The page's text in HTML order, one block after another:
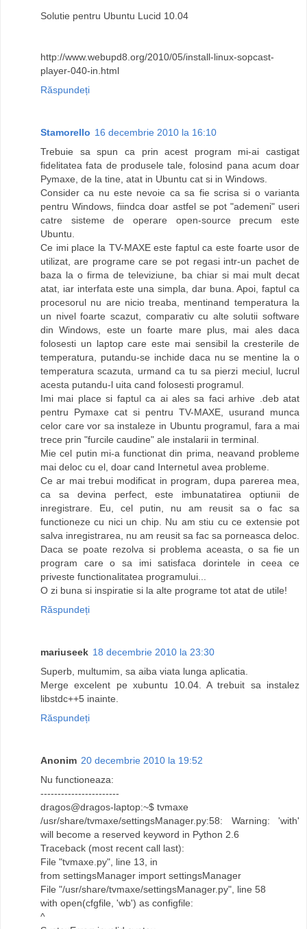
Solutie pentru Ubuntu Lucid 10.04
http://www.webupd8.org/2010/05/install-linux-sopcast-
player-040-in.html
Răspundeți
Stamorello 16 decembrie 2010 la 16:10
Trebuie sa spun ca prin acest program mi-ai castigat
fidelitatea fata de produsele tale, folosind pana acum doar
Pymaxe, de la tine, atat in Ubuntu cat si in Windows.
Consider ca nu este nevoie ca sa fie scrisa si o varianta
pentru Windows, fiindca doar astfel se pot "ademeni" useri
catre sisteme de operare open-source precum este
Ubuntu.
Ce imi place la TV-MAXE este faptul ca este foarte usor de
utilizat, are programe care se pot regasi intr-un pachet de
baza la o firma de televiziune, ba chiar si mai mult decat
atat, iar interfata este una simpla, dar buna. Apoi, faptul ca
procesorul nu are nicio treaba, mentinand temperatura la
un nivel foarte scazut, comparativ cu alte solutii software
din Windows, este un foarte mare plus, mai ales daca
folosesti un laptop care este mai sensibil la cresterile de
temperatura, putandu-se inchide daca nu se mentine la o
temperatura scazuta, urmand ca tu sa pierzi meciul, lucrul
acesta putandu-l uita cand folosesti programul.
Imi mai place si faptul ca ai ales sa faci arhive .deb atat
pentru Pymaxe cat si pentru TV-MAXE, usurand munca
celor care vor sa instaleze in Ubuntu programul, fara a mai
trece prin "furcile caudine" ale instalarii in terminal.
Mie cel putin mi-a functionat din prima, neavand probleme
mai deloc cu el, doar cand Internetul avea probleme.
Ce ar mai trebui modificat in program, dupa parerea mea,
ca sa devina perfect, este imbunatatirea optiunii de
inregistrare. Eu, cel putin, nu am reusit sa o fac sa
functioneze cu nici un chip. Nu am stiu cu ce extensie pot
salva inregistrarea, nu am reusit sa fac sa porneasca deloc.
Daca se poate rezolva si problema aceasta, o sa fie un
program care o sa imi satisfaca dorintele in ceea ce
priveste functionalitatea programului...
O zi buna si inspiratie si la alte programe tot atat de utile!
Răspundeți
mariuseek 18 decembrie 2010 la 23:30
Superb, multumim, sa aiba viata lunga aplicatia.
Merge excelent pe xubuntu 10.04. A trebuit sa instalez
libstdc++5 inainte.
Răspundeți
Anonim 20 decembrie 2010 la 19:52
Nu functioneaza:
-----------------------
dragos@dragos-laptop:~$ tvmaxe
/usr/share/tvmaxe/settingsManager.py:58: Warning: 'with'
will become a reserved keyword in Python 2.6
Traceback (most recent call last):
File "tvmaxe.py", line 13, in
from settingsManager import settingsManager
File "/usr/share/tvmaxe/settingsManager.py", line 58
with open(cfgfile, 'wb') as configfile:
^